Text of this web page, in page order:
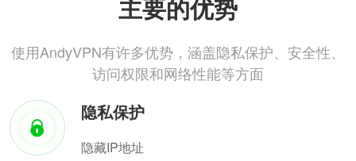
主要的优势
使用AndyVPN有许多优势，涵盖隐私保护、安全性、
访问权限和网络性能等方面
隐私保护
隐藏IP地址